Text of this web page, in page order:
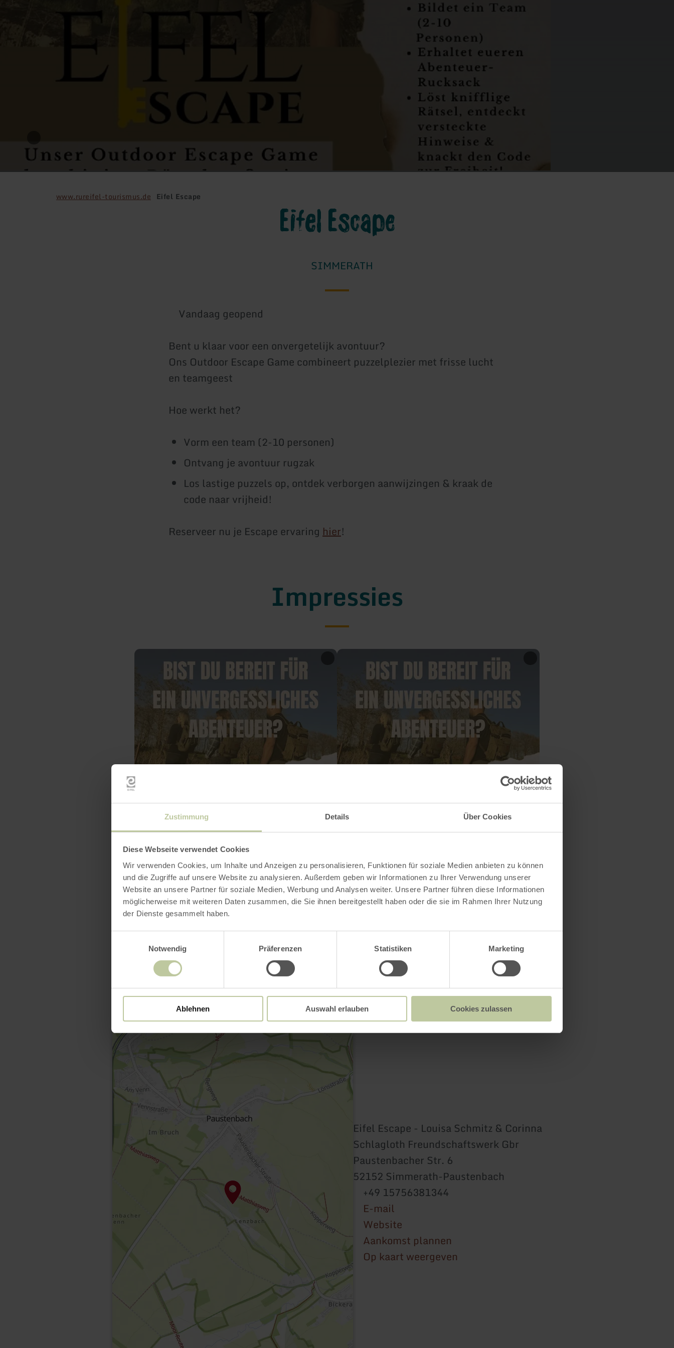
Zustimmung Details Über Cookies
Diese Webseite verwendet Cookies
Wir verwenden Cookies, um Inhalte und Anzeigen zu personalisieren, Funktionen für soziale Medien anbieten zu können
und die Zugriffe auf unsere Website zu analysieren. Außerdem geben wir Informationen zu Ihrer Verwendung unserer
Website an unsere Partner für soziale Medien, Werbung und Analysen weiter. Unsere Partner führen diese Informationen
möglicherweise mit weiteren Daten zusammen, die Sie ihnen bereitgestellt haben oder die sie im Rahmen Ihrer Nutzung
der Dienste gesammelt haben.
Notwendig
Präferenzen Statistiken Marketing
Ablehnen Auswahl erlauben Cookies zulassen
www.rureifel-tourismus.de Eifel Escape
Eifel Escape
SIMMERATH
Vandaag geopend
Bent u klaar voor een onvergetelijk avontuur?
Ons Outdoor Escape Game combineert puzzelplezier met frisse lucht
en teamgeest
Hoe werkt het?
Vorm een team (2-10 personen)
Ontvang je avontuur rugzak
Los lastige puzzels op, ontdek verborgen aanwijzingen & kraak de
code naar vrijheid!
Reserveer nu je Escape ervaring hier!
Impressies
Contact
Eifel Escape - Louisa Schmitz & Corinna
Schlagloth Freundschaftswerk Gbr
Paustenbacher Str. 6
52152 Simmerath-Paustenbach
+49 15756381344
E-mail
Website
Aankomst plannen
Op kaart weergeven